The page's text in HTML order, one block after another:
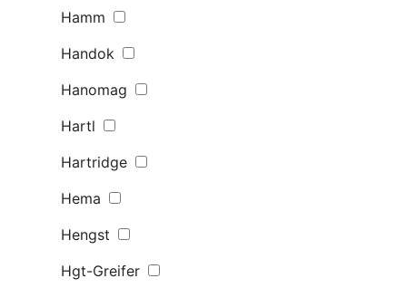
Hamm
Handok
Hanomag
Hartl
Hartridge
Hema
Hengst
Hgt-Greifer